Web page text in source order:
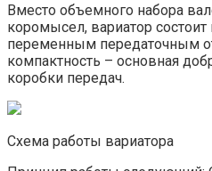
Вместо объемного набора
коромысел, вариатор
переменным передаточным
компактность – основная
коробки передач.
Схема работы вариатора